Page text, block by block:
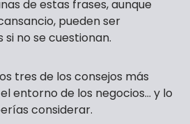
de estas frases, aunque
pueden ser
no se cuestionan.
tres de los consejos más
entorno de los negocios… y lo
considerar.